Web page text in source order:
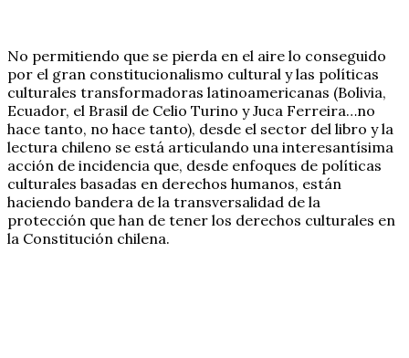
No permitiendo que se pierda en el aire lo conseguido
por el gran constitucionalismo cultural y las políticas
culturales transformadoras latinoamericanas (Bolivia,
Ecuador, el Brasil de Celio Turino y Juca Ferreira…no
hace tanto, no hace tanto), desde el sector del libro y la
lectura chileno se está articulando una interesantísima
acción de incidencia que, desde enfoques de políticas
culturales basadas en derechos humanos, están
haciendo bandera de la transversalidad de la
protección que han de tener los derechos culturales en
la Constitución chilena.